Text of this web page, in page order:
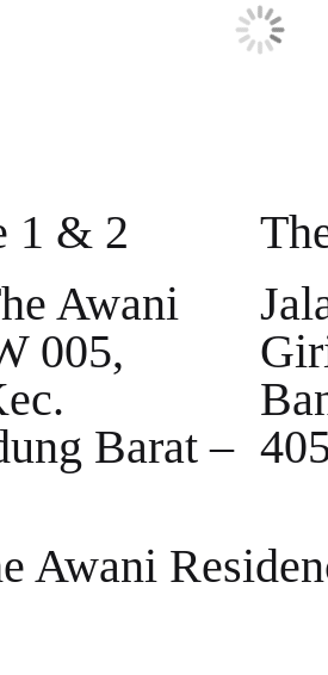
1 & 2
Awani
005,
Barat –
Awani